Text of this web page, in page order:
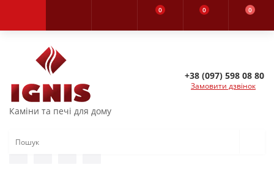
0 0 0
Каміни та печі для дому
+38 (097) 598 08 80
Замовити дзвінок